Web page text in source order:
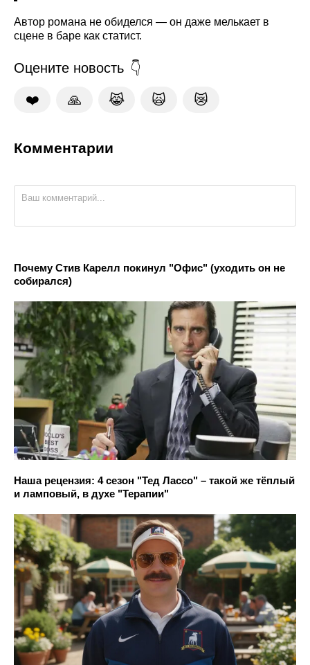
Автор романа не обиделся — он даже мелькает в
сцене в баре как статист.
Оцените новость
❤️ 🙏 😹 🙀 😿
Комментарии
Почему Стив Карелл покинул "Офис" (уходить он не
собирался)
Наша рецензия: 4 сезон "Тед Лассо" – такой же тёплый
и ламповый, в духе "Терапии"